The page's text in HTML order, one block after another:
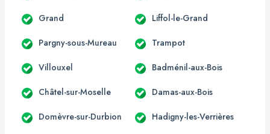
Grand Liffol-le-Grand
Pargny-sous-Mureau Trampot
Villouxel Badménil-aux-Bois
Châtel-sur-Moselle Damas-aux-Bois
Domèvre-sur-Durbion Hadigny-les-Verrières